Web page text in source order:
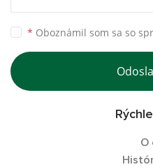
* Oboznámil som sa so
O